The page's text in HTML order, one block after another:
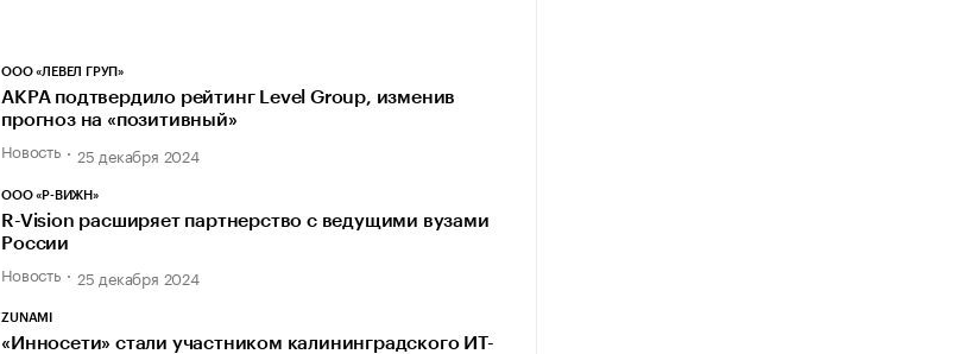
ООО «ЛЕВЕЛ ГРУП»
АКРА подтвердило рейтинг Level Group, изменив
прогноз на «позитивный»
Новость 25 декабря 2024
ООО «Р-ВИЖН»
R-Vision расширяет партнерство с ведущими вузами
России
Новость 25 декабря 2024
ZUNAMI
«Инносети» стали участником калининградского ИТ-